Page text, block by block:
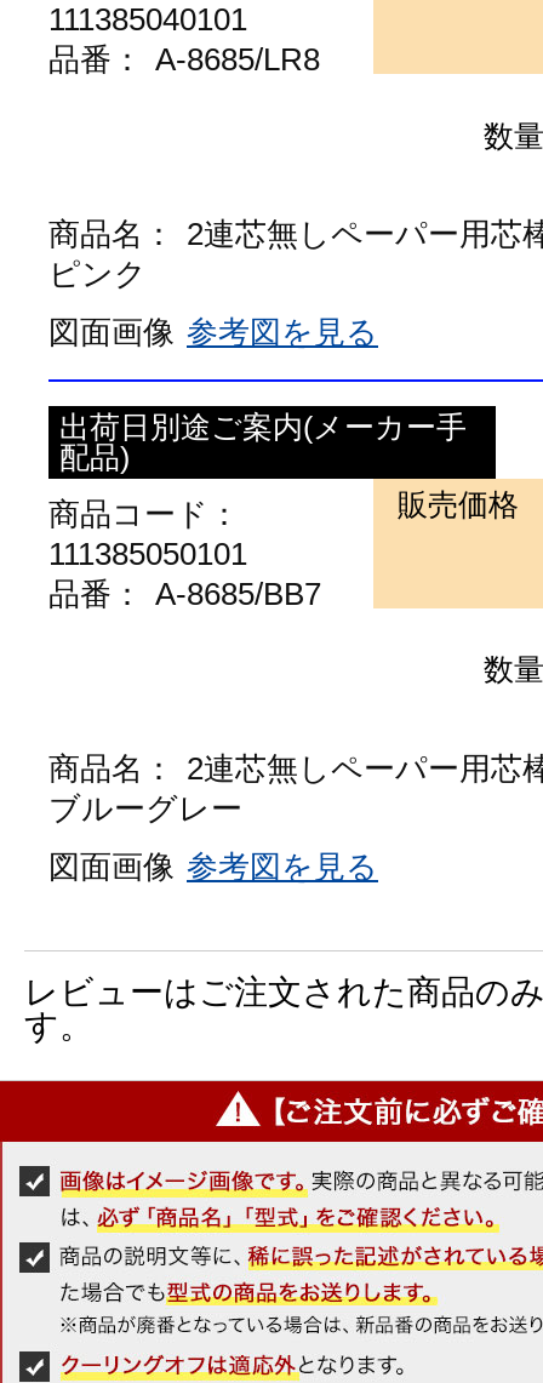
111385040101
品番：
A-8685/LR8
数量
商品名：
2連芯無しペーパー用芯
ピンク
図面画像 参考図を見る
出荷日別途ご案内(メーカー手
配品)
商品コード：
111385050101
品番：
A-8685/BB7
販売価格
数量
商品名：
2連芯無しペーパー用芯
ブルーグレー
図面画像 参考図を見る
レビューはご注文された商品の
す。